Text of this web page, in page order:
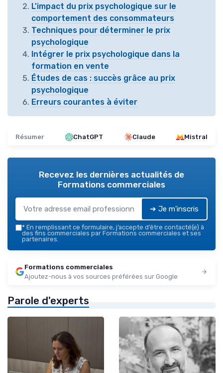
L'impact du prix psychologique sur le
comportement des consommateurs
Techniques pour déterminer le prix
psychologique
Intégrer le prix psychologique dans la
formation en vente
Études de cas : succès grâce au prix
psychologique
Erreurs courantes à éviter
Résumer ChatGPT Claude Mistral
Recevez les dernières actualités de
Formations commerciales
➔ Je m'inscris
* En remplissant ce formulaire, j’accepte d’être contacté(e) à
des fins commerciales par Formations commerciales et ses
partenaires.
Formations commerciales
Ajoutez-nous à vos sources préférées sur Google
Parole d'experts